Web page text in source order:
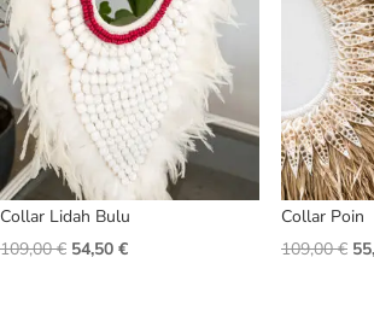
Collar Lidah Bulu
109,00€ El
54,50 €El
Collar Poin
109,00€ El